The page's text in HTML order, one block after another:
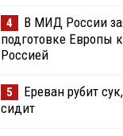
4
В МИД России
подготовке Европы
Россией
5
Ереван рубит
сидит